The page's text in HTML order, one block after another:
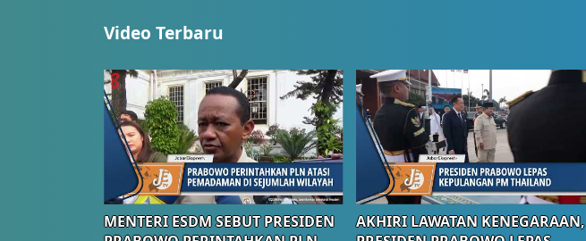
Video Terbaru
MENTERI ESDM SEBUT PRESIDEN
AKHIRI LAWATAN KENEGARAAN,